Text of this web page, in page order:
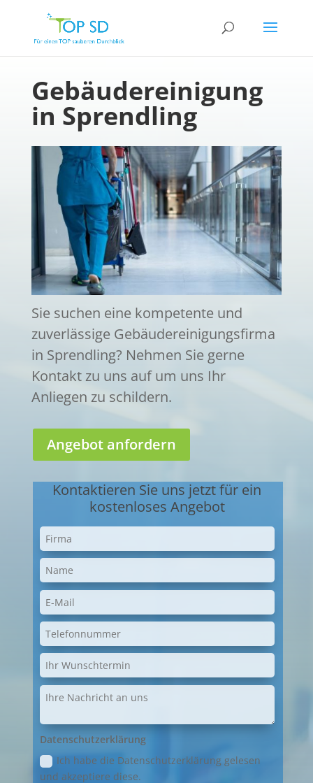
Gebäudereinigung
in Sprendling
Sie suchen eine kompetente und
zuverlässige Gebäudereinigungsfirma
in Sprendling? Nehmen Sie gerne
Kontakt zu uns auf um uns Ihr
Anliegen zu schildern.
Angebot anfordern
Kontaktieren Sie uns jetzt für ein
kostenloses Angebot
Datenschutzerklärung
Ich habe die Datenschutzerklärung gelesen
und akzeptiere diese.